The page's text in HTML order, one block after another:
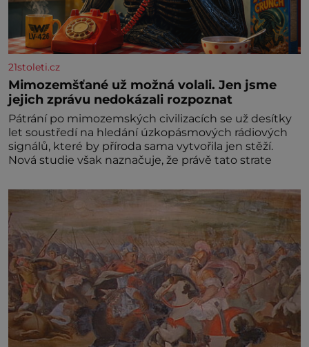
21stoleti.cz
Mimozemšťané už možná volali. Jen jsme
jejich zprávu nedokázali rozpoznat
Pátrání po mimozemských civilizacích se už desítky
let soustředí na hledání úzkopásmových rádiových
signálů, které by příroda sama vytvořila jen stěží.
Nová studie však naznačuje, že právě tato strate